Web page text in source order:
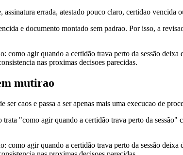
errada, atestado pouco claro, certidao
e documento montado sem padrao. Por isso, a
agir quando a certidão trava perto da sessão
nas proximas decisoes parecidas.
mutirao
caos e passa a ser apenas mais uma execucao de
"como agir quando a certidão trava perto da
agir quando a certidão trava perto da sessão